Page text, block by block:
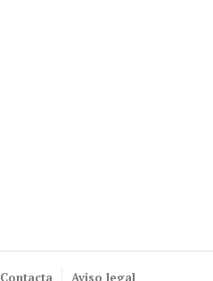
Contacta Aviso legal